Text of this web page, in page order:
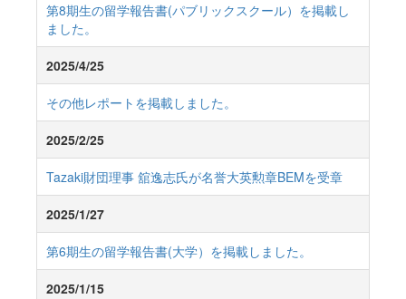
第8期生の留学報告書(パブリックスクール）を掲載し
ました。
2025/4/25
その他レポートを掲載しました。
2025/2/25
Tazaki財団理事 舘逸志氏が名誉大英勲章BEMを受章
2025/1/27
第6期生の留学報告書(大学）を掲載しました。
2025/1/15